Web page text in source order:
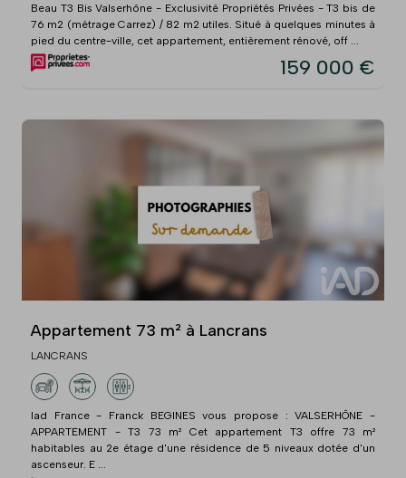
Beau T3 Bis Valserhône - Exclusivité Propriétés Privées - T3 bis de
76 m2 (métrage Carrez) / 82 m2 utiles. Situé à quelques minutes à
pied du centre-ville, cet appartement, entièrement rénové, off ...
159 000 €
Appartement 73 m² à Lancrans
LANCRANS
Iad France - Franck BEGINES vous propose : VALSERHÔNE -
APPARTEMENT - T3 73 m² Cet appartement T3 offre 73 m²
habitables au 2e étage d'une résidence de 5 niveaux dotée d'un
ascenseur. E ...